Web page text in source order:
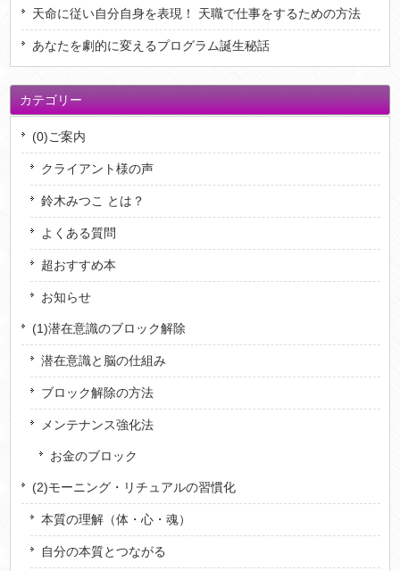
天命に従い自分自身を表現！ 天職で仕事をするための方法
あなたを劇的に変えるプログラム誕生秘話
カテゴリー
(0)ご案内
クライアント様の声
鈴木みつこ とは？
よくある質問
超おすすめ本
お知らせ
(1)潜在意識のブロック解除
潜在意識と脳の仕組み
ブロック解除の方法
メンテナンス強化法
お金のブロック
(2)モーニング・リチュアルの習慣化
本質の理解（体・心・魂）
自分の本質とつながる